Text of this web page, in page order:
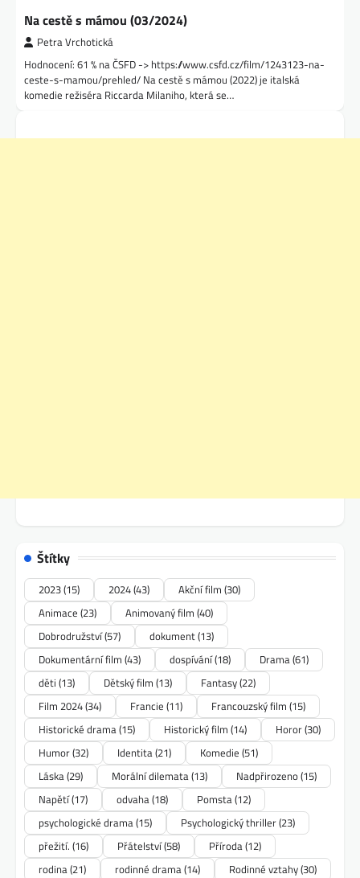
Na cestě s mámou (03/2024)
Petra Vrchotická
Hodnocení: 61 % na ČSFD -> https://www.csfd.cz/film/1243123-na-
ceste-s-mamou/prehled/ Na cestě s mámou (2022) je italská
komedie režiséra Riccarda Milaniho, která se…
Štítky
2023(15) 2024(43) Akční film (30)
Animace (23) Animovaný film (40)
Dobrodružství(57) dokument(13)
Dokumentární film (43) dospívání(18) Drama(61)
děti (13) Dětský film (13) Fantasy(22)
Film 2024(34) Francie (11) Francouzský film (15)
Historické drama(15) Historický film (14) Horor(30)
Humor(32) Identita(21) Komedie (51)
Láska(29) Morální dilemata(13) Nadpřirozeno(15)
Napětí(17) odvaha(18) Pomsta(12)
psychologické drama(15) Psychologický thriller(23)
přežití. (16) Přátelství(58) Příroda(12)
rodina(21) rodinné drama(14) Rodinné vztahy(30)